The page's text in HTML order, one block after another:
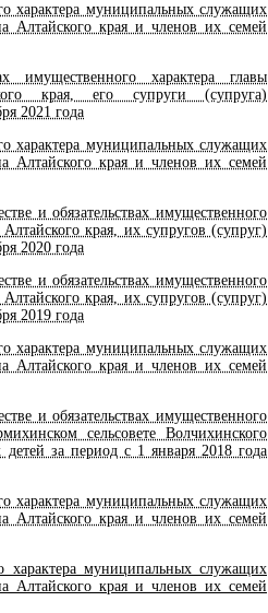
характера муниципальных служащих
Алтайского края и членов их семей
имущественного характера главы
края, его супруги (супруга)
2021 года
характера муниципальных служащих
Алтайского края и членов их семей
и обязательствах имущественного
края, их супругов (супруг)
2020 года
и обязательствах имущественного
края, их супругов (супруг)
2019 года
характера муниципальных служащих
Алтайского края и членов их семей
и обязательствах имущественного
сельсовете Волчихинского
за период с 1 января 2018 года
характера муниципальных служащих
Алтайского края и членов их семей
характера муниципальных служащих
Алтайского края и членов их семей